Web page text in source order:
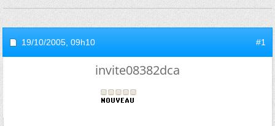
19/10/2005, 09h10 #1
invite08382dca